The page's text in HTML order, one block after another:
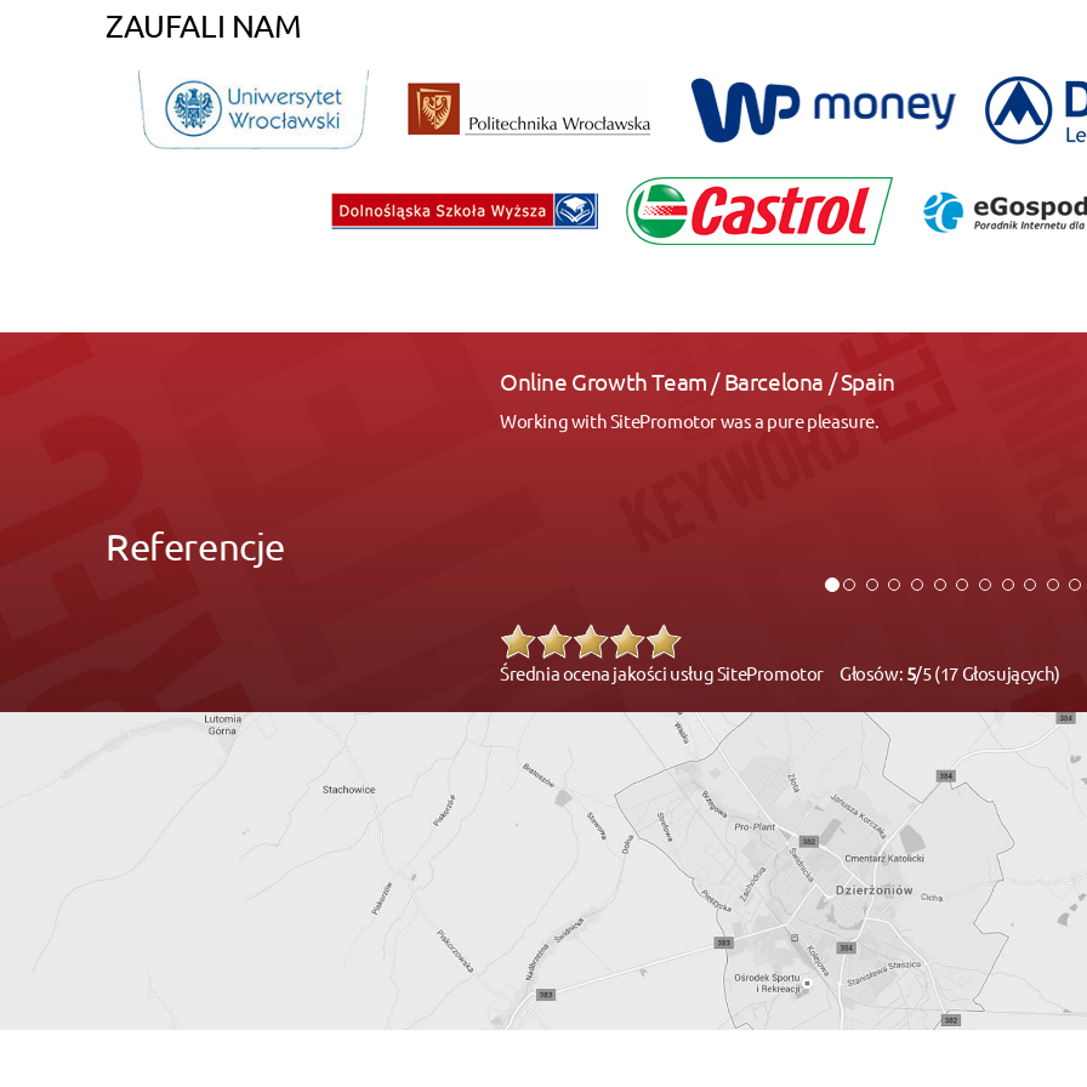
ZAUFALI NAM
Referencje
Online Growth Team / Barcelona / Spain
Working with SitePromotor was a pure pleasure.
Średnia ocena jakości usług SitePromotor Głosów: 5/5 (17 Głosujących)